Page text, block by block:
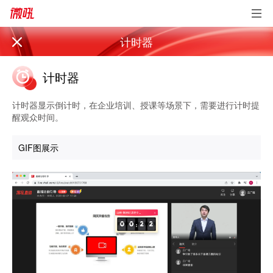
计时器
计时器
计时器显示倒计时，在企业培训、授课等场景下，需要进行计时提
醒观众时间。
GIF图展示